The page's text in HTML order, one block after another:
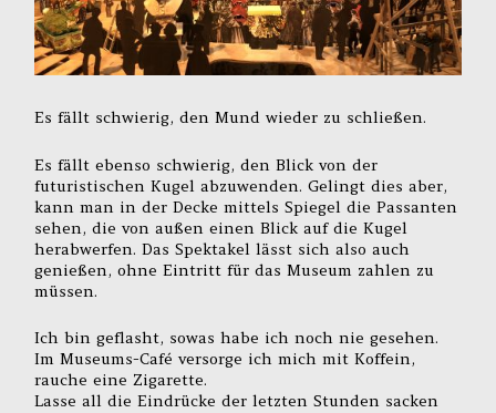
Es fällt schwierig, den Mund wieder zu schließen.
Es fällt ebenso schwierig, den Blick von der
futuristischen Kugel abzuwenden. Gelingt dies aber,
kann man in der Decke mittels Spiegel die Passanten
sehen, die von außen einen Blick auf die Kugel
herabwerfen. Das Spektakel lässt sich also auch
genießen, ohne Eintritt für das Museum zahlen zu
müssen.
Ich bin geflasht, sowas habe ich noch nie gesehen.
Im Museums-Café versorge ich mich mit Koffein,
rauche eine Zigarette.
Lasse all die Eindrücke der letzten Stunden sacken